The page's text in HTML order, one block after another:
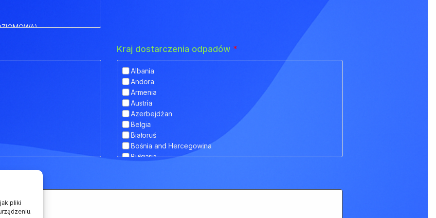
pliki
POKŁADEM
ZWIERZĄT
Kraj dostarczenia odpadów *
Albania
Andora
Armenia
Austria
Azerbejdżan
Belgia
Białoruś
Bośnia and Hercegowina
Bułgaria
Czarnogóra